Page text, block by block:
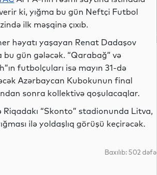
ki, yığma bu gün Neftçi Futbol
ilk məşqinə çıxıb.
həyatı yaşayan Renat Dadaşov
bu gün gələcək. “Qarabağ” və
futbolçuları isə mayın 31-də
Azərbaycan Kubokunun final
sonra kollektivə qoşulacaqlar.
“Skonto” stadionunda Litva,
ilə yoldaşlıq görüşü keçirəcək.
Baxılıb: 502 dəfə